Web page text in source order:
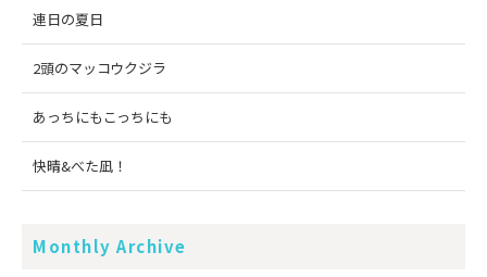
連日の夏日
2頭のマッコウクジラ
あっちにもこっちにも
快晴&べた凪！
Monthly Archive